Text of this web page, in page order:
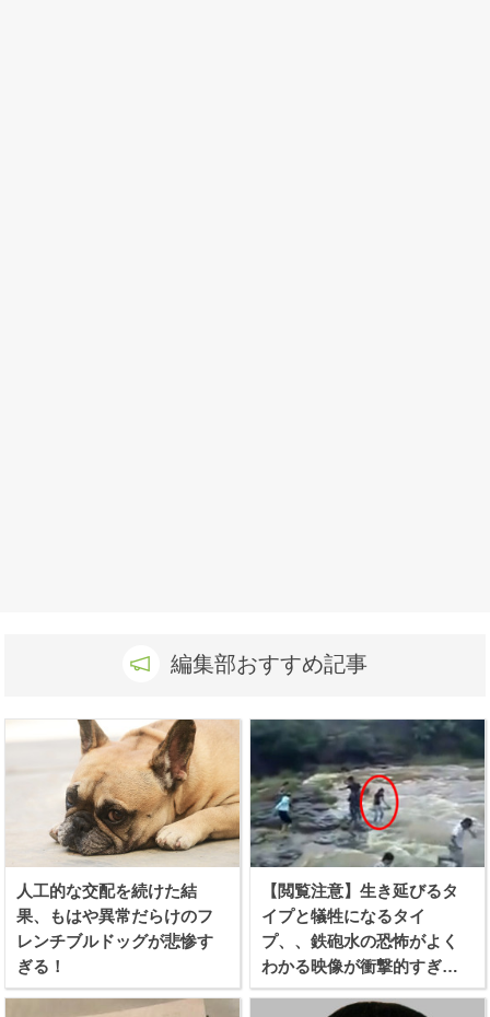
編集部おすすめ記事
人工的な交配を続けた結
果、もはや異常だらけのフ
レンチブルドッグが悲惨す
ぎる！
【閲覧注意】生き延びるタ
イプと犠牲になるタイ
プ、、鉄砲水の恐怖がよく
わかる映像が衝撃的すぎ
る！